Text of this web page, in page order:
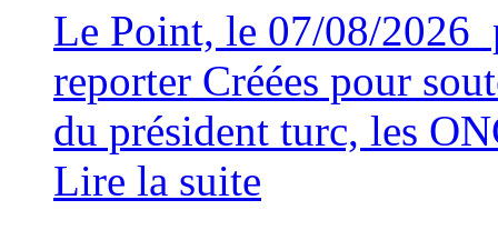
Le Point, le 07/08/2026
reporter Créées pour
du président turc, les
Lire la suite